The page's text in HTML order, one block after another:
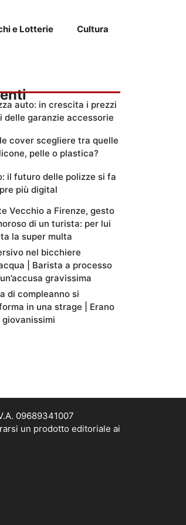
e Lotterie Cultura
auto: in crescita i prezzi
delle garanzie accessorie
cover scegliere tra quelle
pelle o plastica?
il futuro delle polizze si fa
più digital
Vecchio a Firenze, gesto
di un turista: per lui
la super multa
nel bicchiere
| Barista a processo
gravissima
di compleanno si
in una strage | Erano
09689341007
un prodotto editoriale ai